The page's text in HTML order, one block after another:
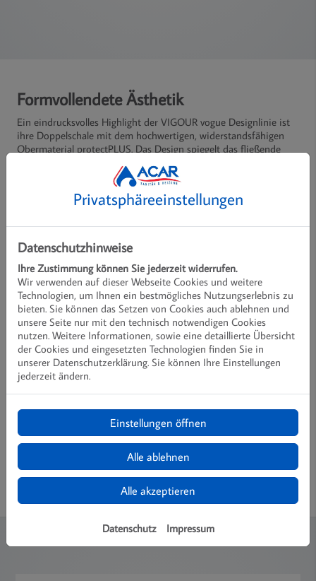
Formvollendete Ästhetik
Ein eindrucksvolles Highlight der VIGOUR vogue Designlinie ist
ihre Doppelschale mit dem hochwertigen, widerstandsfähigen
Obermaterial protectPLUS. Das Design spiegelt das fließende
Wasser wider, erinnert an ausgewaschene Steine an
Gebirgsbächen und überzeugt mit einer Formensprache, die es
so noch nie gegeben hat.
Viele Produkte der Designlinie VIGOUR vogue sind aus
einzigartige Formenvielfalt verspricht, sondern auch mit
besonders pflegeleichten Eigenschaften überzeugt.
Privatsphäre­einstellungen
Datenschutzhinweise
Ihre Zustimmung können Sie jederzeit widerrufen.
Wir verwenden auf dieser Webseite Cookies und weitere
Technologien, um Ihnen ein bestmögliches Nutzungserlebnis zu
bieten. Sie können das Setzen von Cookies auch ablehnen und
unsere Seite nur mit den technisch notwendigen Cookies
nutzen. Weitere Informationen, sowie eine detaillierte Übersicht
der Cookies und eingesetzten Technologien finden Sie in
unserer Datenschutzerklärung. Sie können Ihre Einstellungen
jederzeit ändern.
Einstellungen öffnen
Alle ablehnen
Alle akzeptieren
Datenschutz Impressum